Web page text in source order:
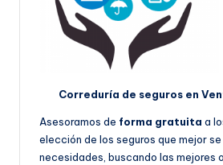
Correduría de seguros en
Asesoramos de forma gratuita a
elección de los seguros que mejor
necesidades, buscando las mejores